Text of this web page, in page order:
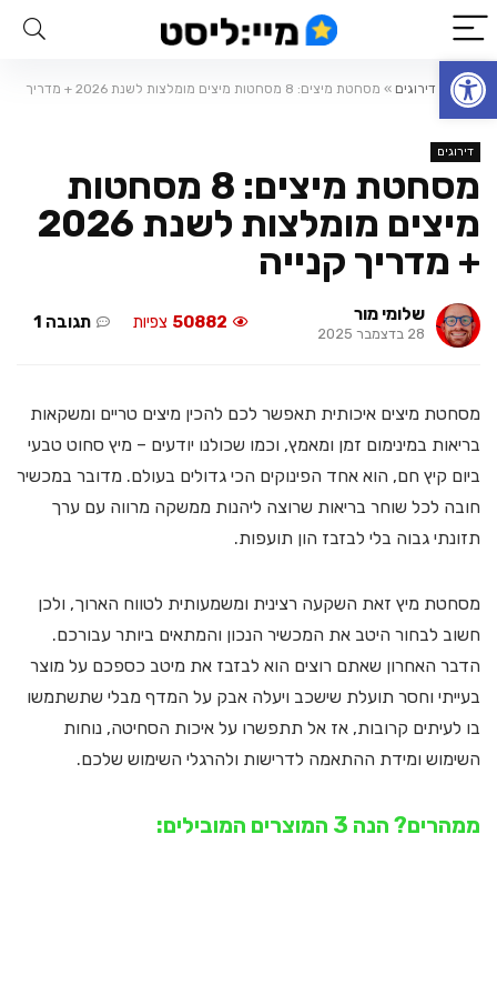
פתח סרגל נגישות
ראשי דירוגים »
מסחטת מיצים: 8 מסחטות מיצים מומלצות לשנת 2026 + מדריך
קנייה
דירוגים
מסחטת מיצים: 8 מסחטות
מיצים מומלצות לשנת 2026
+ מדריך קנייה
שלומי מור
28 בדצמבר 2025
50882 צפיות תגובה 1
מסחטת מיצים איכותית תאפשר לכם להכין מיצים טריים ומשקאות
בריאות במינימום זמן ומאמץ, וכמו שכולנו יודעים – מיץ סחוט טבעי
ביום קיץ חם, הוא אחד הפינוקים הכי גדולים בעולם. מדובר במכשיר
חובה לכל שוחר בריאות שרוצה ליהנות ממשקה מרווה עם ערך
תזונתי גבוה בלי לבזבז הון תועפות.
מסחטת מיץ זאת השקעה רצינית ומשמעותית לטווח הארוך, ולכן
חשוב לבחור היטב את המכשיר הנכון והמתאים ביותר עבורכם.
הדבר האחרון שאתם רוצים הוא לבזבז את מיטב כספכם על מוצר
בעייתי וחסר תועלת שישכב ויעלה אבק על המדף מבלי שתשתמשו
בו לעיתים קרובות, אז אל תתפשרו על איכות הסחיטה, נוחות
השימוש ומידת ההתאמה לדרישות ולהרגלי השימוש שלכם.
ממהרים? הנה 3 המוצרים המובילים: